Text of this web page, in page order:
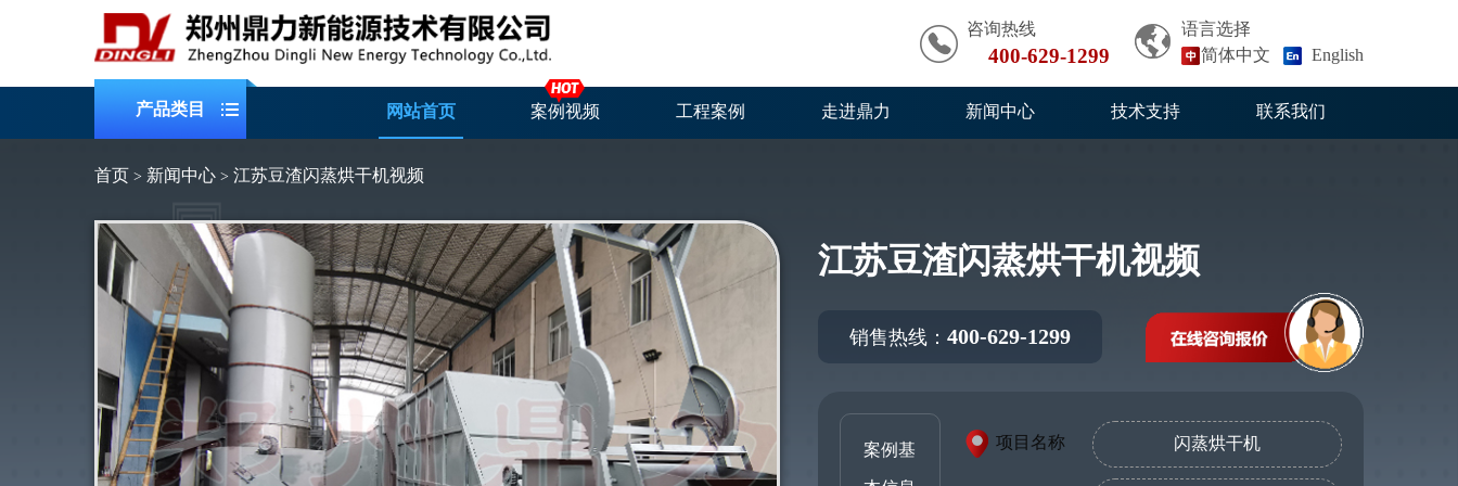
语言选择
简体中文
English
咨询热线
400-629-1299
网站首页 案例视频 工程案例 走进鼎力 新闻中心 技术支持 联系我们
产品类目
首页 > 新闻中心 > 江苏豆渣闪蒸烘干机视频
江苏豆渣闪蒸烘干机视频
销售热线： 400-629-1299
案例基 项目名称 闪蒸烘干机